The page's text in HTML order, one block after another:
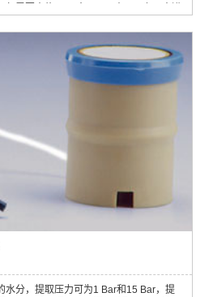
水分，提取压力可为1 Bar和15 Bar，提